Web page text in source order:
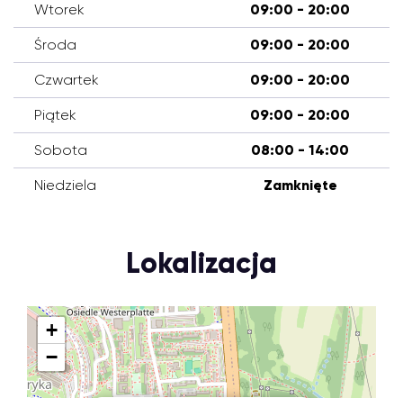
Wtorek 09:00 - 20:00
Środa 09:00 - 20:00
Czwartek 09:00 - 20:00
Piątek 09:00 - 20:00
Sobota 08:00 - 14:00
Niedziela Zamknięte
Lokalizacja
+
−